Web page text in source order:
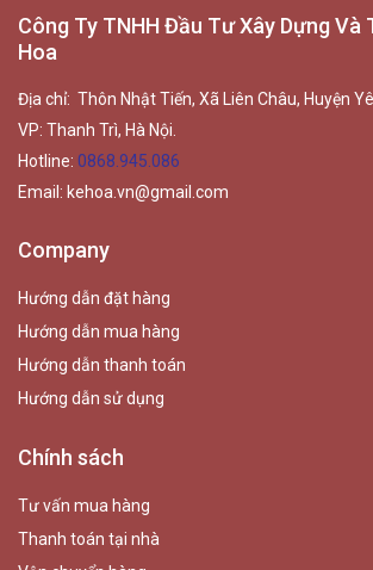
Công Ty TNHH Đầu Tư Xây Dựng Và
Hoa
Địa chỉ: Thôn Nhật Tiến, Xã Liên Châu, Huyện
VP: Thanh Trì, Hà Nội.
Hotline: 0868.945.086
Email: kehoa.vn@gmail.com
Company
Hướng dẫn đặt hàng
Hướng dẫn mua hàng
Hướng dẫn thanh toán
Hướng dẫn sử dụng
Chính sách
Tư vấn mua hàng
Thanh toán tại nhà